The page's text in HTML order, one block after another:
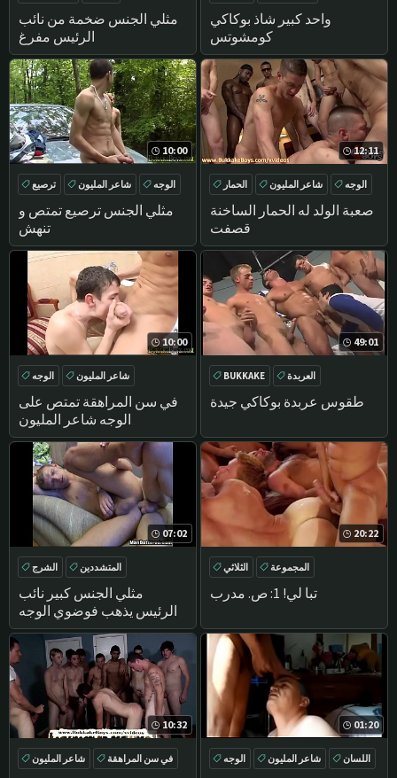
مثلي الجنس ضخمة من نائب
الرئيس مفرغ
واحد كبير شاذ بوكاكي
كومشوتس
BUKKAKE
سرج
10:00
مثلي الجنس ترصيع تمتص و
تنهش
ترصيع شاعر المليون
الوجه
المتشددين
12:11
صعبة الولد له الحمار الساخنة
قصفت
الحمار شاعر المليون
الوجه
اللسان
10:00
في سن المراهقة تمتص على
الوجه شاعر المليون
الوجه
شاعر المليون
في سن المراهقة
اللسان
49:01
طقوس عربدة بوكاكي جيدة
BUKKAKE
العربدة
شاعر المليون
المجموعة
07:02
مثلي الجنس كبير نائب
الرئيس يذهب فوضوي الوجه
الشرج
المتشددين
BUKKAKE
سرج
20:22
تبا لي! 1: ص. مدرب
الثلاثي
المجموعة
تحول جنسي
BUKKAKE
10:32
شاعر المليون
في سن المراهقة
01:20
الوجه شاعر المليون
اللسان